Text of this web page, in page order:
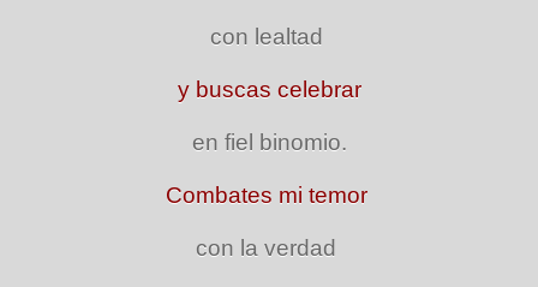
con lealtad
y buscas celebrar
en fiel binomio.
Combates mi temor
con la verdad